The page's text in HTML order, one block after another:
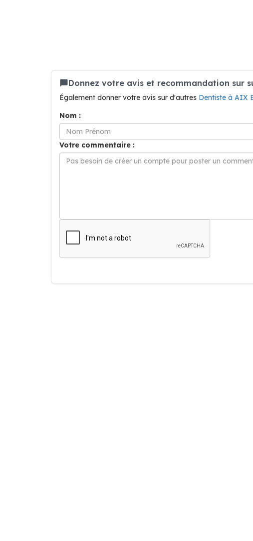
Donnez votre avis et recommandation sur
Également donner votre avis sur d'autres Dentiste à AIX
Nom :
Votre commentaire :